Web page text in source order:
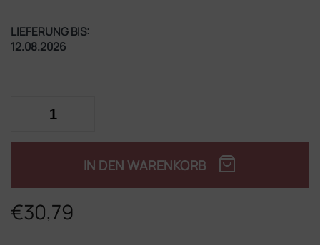
€30,79
LIEFERUNG BIS:
12.08.2026
IN DEN WARENKORB